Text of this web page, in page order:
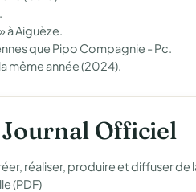
à Aiguèze.
que Pipo Compagnie - Pc.
même année (2024).
Officiel
réaliser, produire et diffuser de
(PDF)